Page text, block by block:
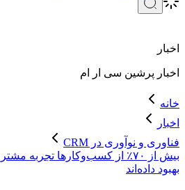
اخبار
اخبار پرشین سی ار ام
خانه
اخبار
فناوری و نوآوری در CRM
بهبود داده‌اند